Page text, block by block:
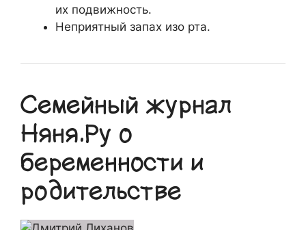
их подвижность.
Неприятный запах изо рта.
Семейный журнал
Няня.Ру о
беременности и
родительстве